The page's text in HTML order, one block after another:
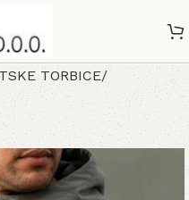
TORBICE